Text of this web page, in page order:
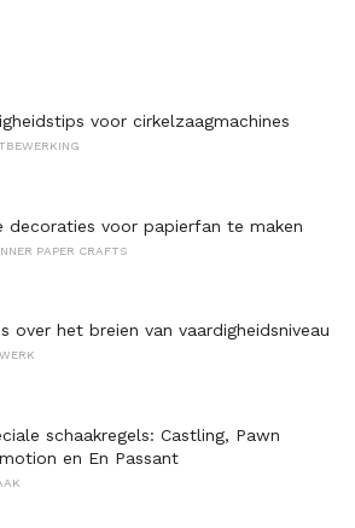
voor cirkelzaagmachines
decoraties voor papierfan te maken
PAPER CRAFTS
over het breien van vaardigheidsniveau
schaakregels: Castling, Pawn
en En Passant